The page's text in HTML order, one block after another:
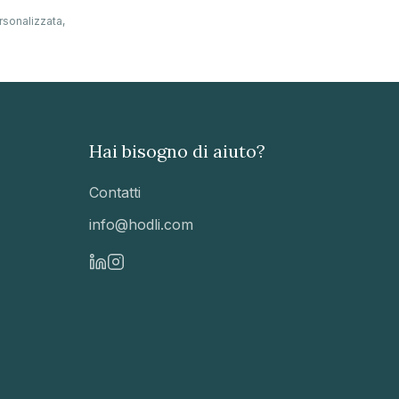
Hai bisogno di aiuto?
Contatti
info@hodli.com